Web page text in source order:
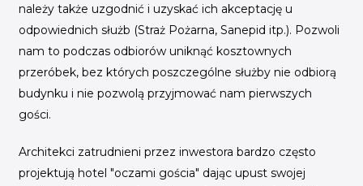
należy także uzgodnić i uzyskać ich akceptację u
odpowiednich służb (Straż Pożarna, Sanepid itp.). Pozwoli
nam to podczas odbiorów uniknąć kosztownych
przeróbek, bez których poszczególne służby nie odbiorą
budynku i nie pozwolą przyjmować nam pierwszych
gości.
Architekci zatrudnieni przez inwestora bardzo często
projektują hotel "oczami gościa" dając upust swojej